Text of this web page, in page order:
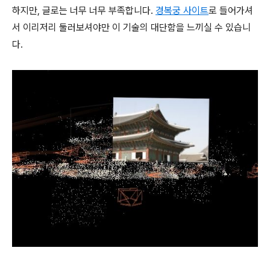
하지만, 글로는 너무 너무 부족합니다. 경복궁 사이트로 들어가셔
서 이리저리 둘러보셔야만 이 기술의 대단함을 느끼실 수 있습니
다.